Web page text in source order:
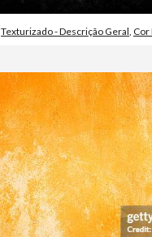
Texturizado - Descrição Geral Cor